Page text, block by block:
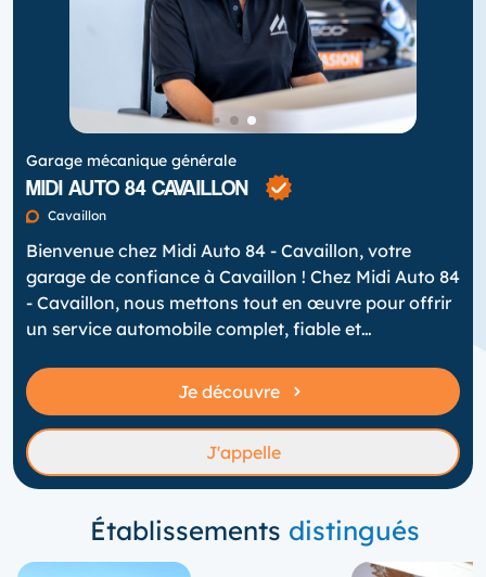
Garage mécanique générale
MIDI AUTO 84 CAVAILLON
Cavaillon
Bienvenue chez Midi Auto 84 - Cavaillon, votre
garage de confiance à Cavaillon ! Chez Midi Auto 84
- Cavaillon, nous mettons tout en œuvre pour offrir
un service automobile complet, fiable et
Car Service Confiez votre véhicule à notre atelier
Bosch Car Service. Révisions, diagnostics,
mécanique générale : nous vous assurons un
service de qualité. - Vente de voitures d’occasion à
Cavaillon sous l'enseigne Distinxion. Nous
sélectionnons pour vous des véhicules d'occasion
récents et peu kilométrés, garantis et prêts à
prendre la route Que ce soit pour une réparation,
Je découvre
J'appelle
Établissements distingués